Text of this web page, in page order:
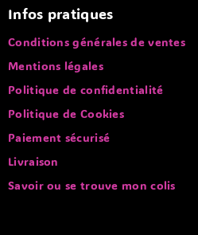
Infos pratiques
Conditions générales de ventes
Mentions légales
Politique de confidentialité
Politique de Cookies
Paiement sécurisé
Livraison
Savoir ou se trouve mon colis